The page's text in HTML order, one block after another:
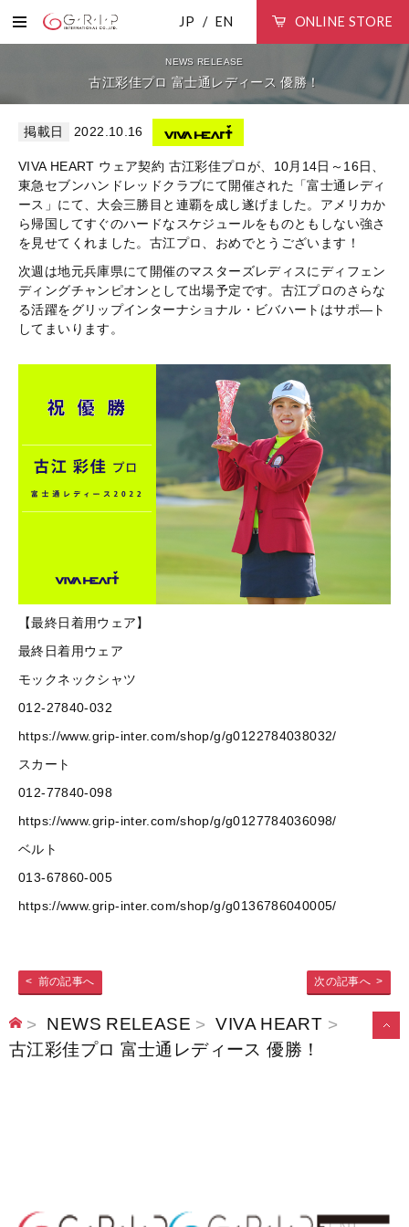
JP EN ONLINE STORE
NEWS RELEASE
古江彩佳プロ 富士通レディース 優勝！
2022.10.16
VIVA HEART ウェア契約 古江彩佳プロが、10月14日～16日、
東急セブンハンドレッドクラブにて開催された「富士通レディ
ース」にて、大会三勝目と連覇を成し遂げました。アメリカか
ら帰国してすぐのハードなスケジュールをものともしない強さ
を見せてくれました。古江プロ、おめでとうございます！
次週は地元兵庫県にて開催のマスターズレディスにディフェン
ディングチャンピオンとして出場予定です。古江プロのさらな
る活躍をグリップインターナショナル・ビバハートはサポ―ト
してまいります。
【最終日着用ウェア】
最終日着用ウェア
モックネックシャツ
012-27840-032
https://www.grip-inter.com/shop/g/g0122784038032/
スカート
012-77840-098
https://www.grip-inter.com/shop/g/g0127784036098/
ベルト
013-67860-005
https://www.grip-inter.com/shop/g/g0136786040005/
次の記事へ
前の記事へ
NEWS RELEASE
VIVA HEART
古江彩佳プロ 富士通レディース 優勝！
こ